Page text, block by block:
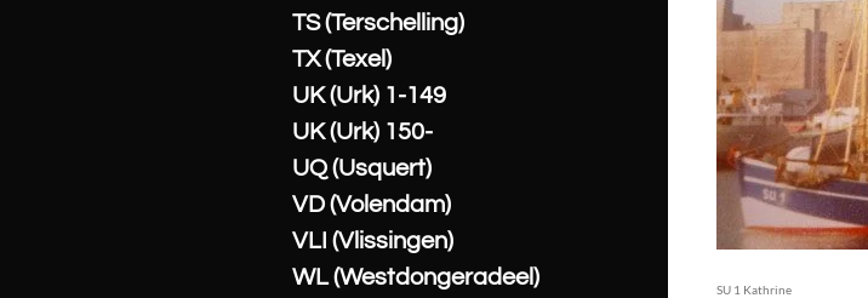
SU 1 Kathrine
TS (Terschelling)
TX (Texel)
UK (Urk) 1-149
UK (Urk) 150-
UQ (Usquert)
VD (Volendam)
VLI (Vlissingen)
WL (Westdongeradeel)